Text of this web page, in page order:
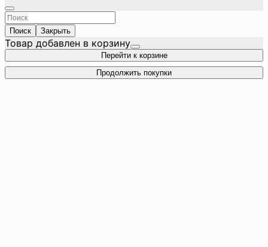
Поиск Закрыть
Товар добавлен в корзину
Перейти к корзине
Продолжить покупки